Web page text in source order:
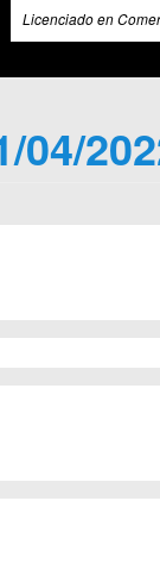
Licenciado en
04/